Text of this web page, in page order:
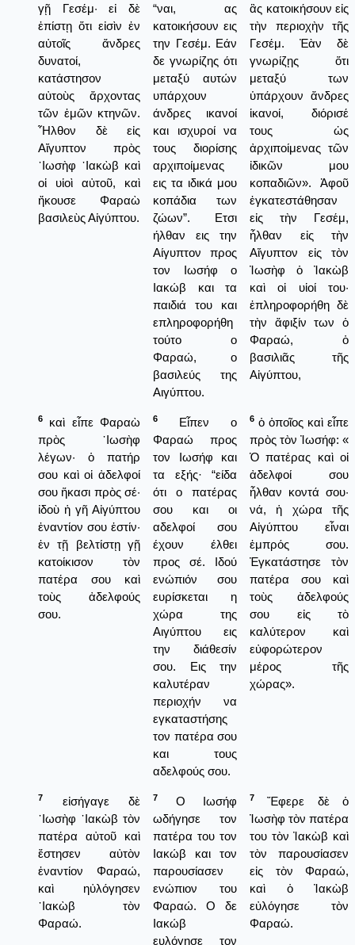
γῇ Γεσέμ· εἰ δὲ
ἐπίστῃ ὅτι εἰσὶν ἐν
αὐτοῖς ἄνδρες
δυνατοί,
κατάστησον
αὐτοὺς ἄρχοντας
τῶν ἐμῶν κτηνῶν.
῏Ηλθον δὲ εἰς
Αἴγυπτον πρὸς
᾿Ιωσὴφ ᾿Ιακὼβ καὶ
οἱ υἱοὶ αὐτοῦ, καὶ
ἤκουσε Φαραὼ
βασιλεὺς Αἰγύπτου.
“ναι, ας
κατοικήσουν εις
την Γεσέμ. Εάν
δε γνωρίζης ότι
μεταξύ αυτών
υπάρχουν
άνδρες ικανοί
και ισχυροί να
τους διορίσης
αρχιποίμενας
εις τα ιδικά μου
κοπάδια των
ζώων”. Ετσι
ήλθαν εις την
Αίγυπτον προς
τον Ιωσήφ ο
Ιακώβ και τα
παιδιά του και
επληροφορήθη
τούτο ο
Φαραώ, ο
βασιλεύς της
Αιγύπτου.
ἂς κατοικήσουν εἰς
τὴν περιοχὴν τῆς
Γεσέμ. Ἐὰν δὲ
γνωρίζῃς ὅτι
μεταξύ των
ὑπάρχουν ἄνδρες
ἱκανοί, διόρισέ
τους ὡς
ἀρχιποίμενας τῶν
ἰδικῶν μου
κοπαδιῶν». Ἀφοῦ
ἐγκατεστάθησαν
εἰς τὴν Γεσέμ,
ἦλθαν εἰς τὴν
Αἴγυπτον εἰς τὸν
Ἰωσὴφ ὁ Ἰακὼβ
καὶ οἱ υἱοί του·
ἐπληροφορήθη δὲ
τὴν ἄφιξίν των ὁ
Φαραώ, ὁ
βασιλιᾶς τῆς
Αἰγύπτου,
6
καὶ εἶπε Φαραὼ
πρὸς ᾿Ιωσὴφ
λέγων· ὁ πατήρ
σου καὶ οἱ ἀδελφοί
σου ἥκασι πρὸς σέ·
ἰδοὺ ἡ γῆ Αἰγύπτου
ἐναντίον σου ἐστίν·
ἐν τῇ βελτίστῃ γῇ
κατοίκισον τὸν
πατέρα σου καὶ
τοὺς ἀδελφούς
σου.
6
Εἶπεν ο
Φαραώ προς
τον Ιωσήφ και
τα εξής· “είδα
ότι ο πατέρας
σου και οι
αδελφοί σου
έχουν έλθει
προς σέ. Ιδού
ενώπιόν σου
ευρίσκεται η
χώρα της
Αιγύπτου εις
την διάθεσίν
σου. Εις την
καλυτέραν
περιοχήν να
εγκαταστήσης
τον πατέρα σου
και τους
αδελφούς σου.
6 ὁ ὁποῖος καὶ εἶπε
πρὸς τὸν Ἰωσήφ: «
Ὁ πατέρας καὶ οἱ
ἀδελφοί σου
ἦλθαν κοντά σου·
νά, ἡ χώρα τῆς
Αἰγύπτου εἶναι
ἐμπρός σου.
Ἐγκατάστησε τὸν
πατέρα σου καὶ
τοὺς ἀδελφούς
σου εἰς τὸ
καλύτερον καὶ
εὐφορώτερον
μέρος τῆς
χώρας».
7
εἰσήγαγε δὲ
᾿Ιωσὴφ ᾿Ιακὼβ τὸν
πατέρα αὐτοῦ καὶ
ἔστησεν αὐτὸν
ἐναντίον Φαραώ,
καὶ ηὐλόγησεν
᾿Ιακὼβ τὸν
Φαραώ.
7
Ο Ιωσήφ
ωδήγησε τον
πατέρα του τον
Ιακώβ και τον
παρουσίασεν
ενώπιον του
Φαραώ. Ο δε
Ιακώβ
ευλόγησε τον
7
Ἔφερε δὲ ὁ
Ἰωσὴφ τὸν πατέρα
του τὸν Ἰακὼβ καὶ
τὸν παρουσίασεν
εἰς τὸν Φαραώ,
καὶ ὁ Ἰακὼβ
εὐλόγησε τὸν
Φαραώ.